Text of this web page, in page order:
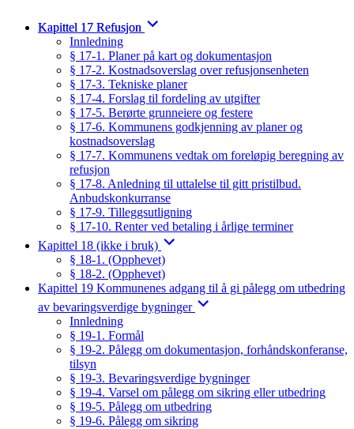
Kapittel 17 Refusjon
Innledning
§ 17-1. Planer på kart og dokumentasjon
§ 17-2. Kostnadsoverslag over refusjonsenheten
§ 17-3. Tekniske planer
§ 17-4. Forslag til fordeling av utgifter
§ 17-5. Berørte grunneiere og festere
§ 17-6. Kommunens godkjenning av planer og
kostnadsoverslag
§ 17-7. Kommunens vedtak om foreløpig beregning av
refusjon
§ 17-8. Anledning til uttalelse til gitt pristilbud.
Anbudskonkurranse
§ 17-9. Tilleggsutligning
§ 17-10. Renter ved betaling i årlige terminer
Kapittel 18 (ikke i bruk)
§ 18-1. (Opphevet)
§ 18-2. (Opphevet)
Kapittel 19 Kommunenes adgang til å gi pålegg om utbedring
av bevaringsverdige bygninger
Innledning
§ 19-1. Formål
§ 19-2. Pålegg om dokumentasjon, forhåndskonferanse,
tilsyn
§ 19-3. Bevaringsverdige bygninger
§ 19-4. Varsel om pålegg om sikring eller utbedring
§ 19-5. Pålegg om utbedring
§ 19-6. Pålegg om sikring